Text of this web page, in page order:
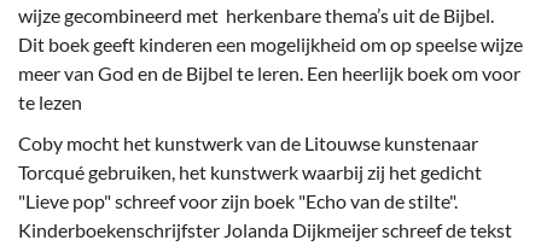
wijze gecombineerd met herkenbare thema’s uit de Bijbel.
Dit boek geeft kinderen een mogelijkheid om op speelse wijze
meer van God en de Bijbel te leren. Een heerlijk boek om voor
te lezen
Coby mocht het kunstwerk van de Litouwse kunstenaar
Torcqué gebruiken, het kunstwerk waarbij zij het gedicht
"Lieve pop" schreef voor zijn boek "Echo van de stilte".
Kinderboekenschrijfster Jolanda Dijkmeijer schreef de tekst